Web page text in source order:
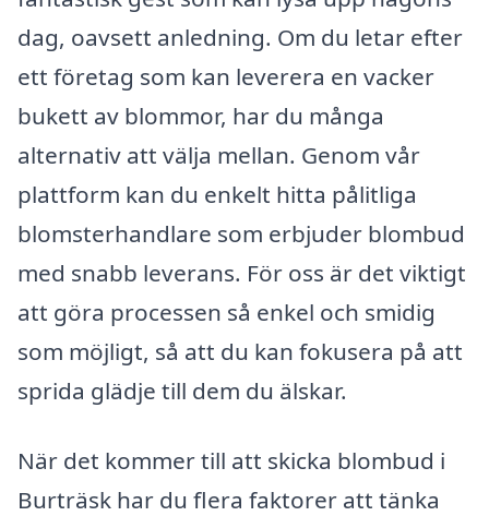
dag, oavsett anledning. Om du letar efter
ett företag som kan leverera en vacker
bukett av blommor, har du många
alternativ att välja mellan. Genom vår
plattform kan du enkelt hitta pålitliga
blomsterhandlare som erbjuder blombud
med snabb leverans. För oss är det viktigt
att göra processen så enkel och smidig
som möjligt, så att du kan fokusera på att
sprida glädje till dem du älskar.
När det kommer till att skicka blombud i
Burträsk har du flera faktorer att tänka